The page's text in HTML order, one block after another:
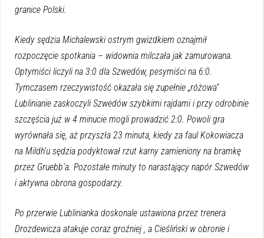
granice Polski.
Kiedy sędzia Michalewski ostrym gwizdkiem oznajmił
rozpoczęcie spotkania – widownia milczała jak zamurowana.
Optymiści liczyli na 3:0 dla Szwedów, pesymiści na 6:0.
Tymczasem rzeczywistość okazała się zupełnie „różowa”
Lublinianie zaskoczyli Szwedów szybkimi rajdami i przy odrobinie
szczęścia już w 4 minucie mogli prowadzić 2:0. Powoli gra
wyrównała się, aż przyszła 23 minuta, kiedy za faul Kokowiacza
na Mildh’u sędzia podyktował rzut karny zamieniony na bramkę
przez Gruebb’a. Pozostałe minuty to narastający napór Szwedów
i aktywna obrona gospodarzy.
Po przerwie Lublinianka doskonale ustawiona przez trenera
Drozdewicza atakuje coraz groźniej , a Cieśliński w obronie i